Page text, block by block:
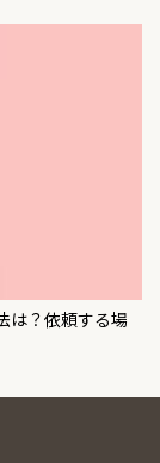
は？依頼する場